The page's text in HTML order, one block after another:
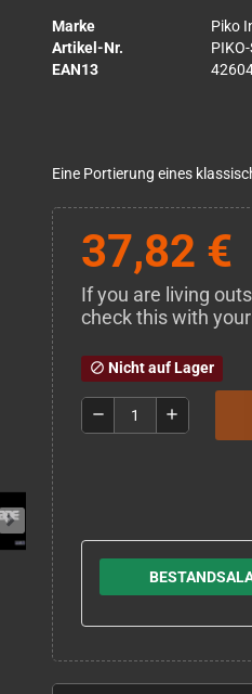
Marke
Piko
Artikel-Nr.
EAN13
Eine Portierung eines
37,82 €
If you are living
check this with
block Nicht auf Lager
remove add